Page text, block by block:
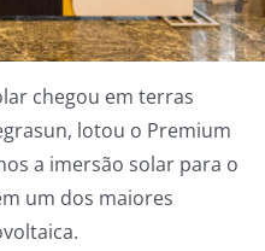
chegou em terras
lotou o Premium
a imersão solar para o
um dos maiores